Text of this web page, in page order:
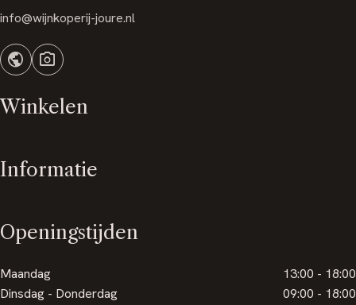
info@wijnkoperij-joure.nl
public photo_camera
Winkelen
Informatie
Openingstijden
Maandag
13:00 - 18:00
Dinsdag - Donderdag
09:00 - 18:00